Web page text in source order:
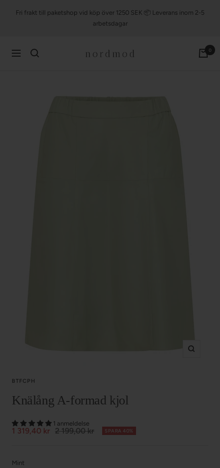
innehålletFri frakt till paketshop vid köp över 1250 SEK 📦 Leverans inom 2-5
arbetsdagar
Navigering nordmod 0
Zoom
BTFCPH
Knälång A-formad kjol
1 anmeldelse
Försäljningspris
1 319,40 kr Normalpris
2 199,00 kr SPARA 40%
Mint